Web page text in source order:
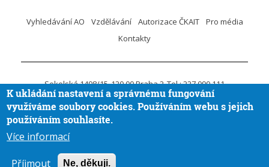
Vyhledávání AO Vzdělávání Autorizace ČKAIT
Pro média
Kontakty
Sokolská 1498/15 120 00 Praha 2 Tel.: 227 090 111
ID DS:krvaigt E-mail.:ckait@ckait.cz Ochrana osobních údajů
Oznámení porušení práva EU
VytvořilaAira GROUP
K ukládání nastavení a správnému fungování
využíváme soubory cookies. Používáním webu s jejich
používáním souhlasíte.
Více informací
Příjmout Ne, děkuji.